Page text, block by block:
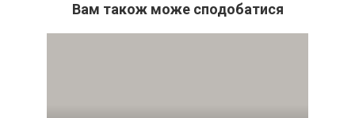
Вам також може сподобатися